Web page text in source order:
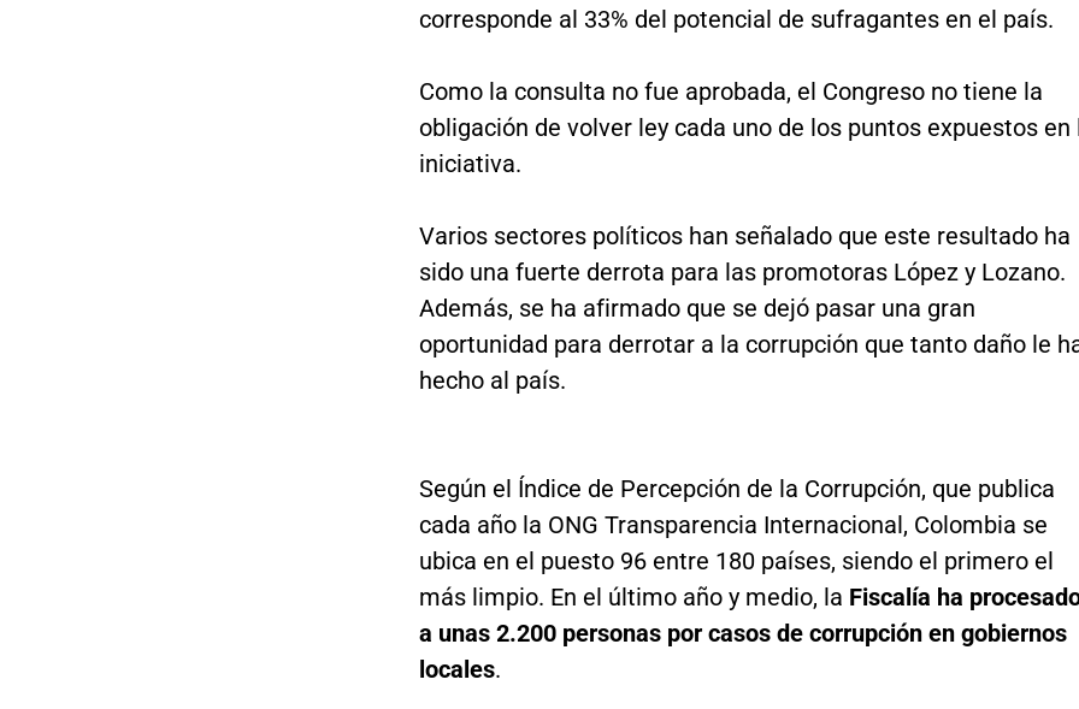
corresponde al 33% del potencial de sufragantes en el país.
Como la consulta no fue aprobada, el Congreso no tiene la
obligación de volver ley cada uno de los puntos expuestos en
iniciativa.
Varios sectores políticos han señalado que este resultado ha
sido una fuerte derrota para las promotoras López y Lozano.
Además, se ha afirmado que se dejó pasar una gran
oportunidad para derrotar a la corrupción que tanto daño le
hecho al país.
Según el Índice de Percepción de la Corrupción, que publica
cada año la ONG Transparencia Internacional, Colombia se
ubica en el puesto 96 entre 180 países, siendo el primero el
más limpio. En el último año y medio, la Fiscalía ha
a unas 2.200 personas por casos de corrupción en gobiernos
locales.